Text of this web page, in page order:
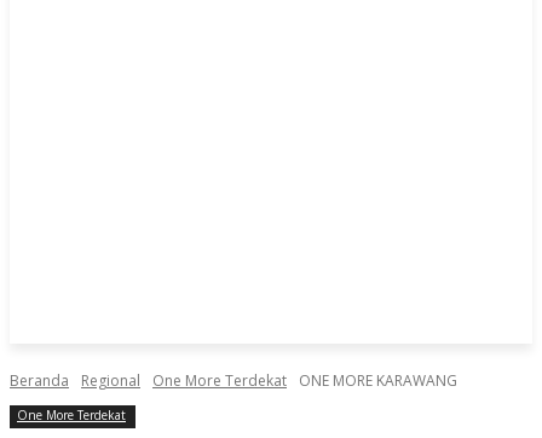
Beranda Regional One More Terdekat ONE MORE KARAWANG
One More Terdekat